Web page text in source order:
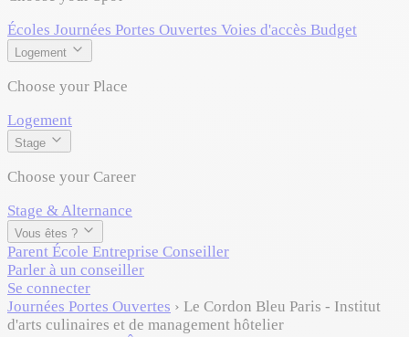
Écoles Journées Portes Ouvertes Voies d'accès Budget
Logement
Choose your Place
Logement
Stage
Choose your Career
Stage & Alternance
Vous êtes ?
Parent École Entreprise Conseiller
Parler à un conseiller
Se connecter
Journées Portes Ouvertes › Le Cordon Bleu Paris - Institut
d'arts culinaires et de management hôtelier